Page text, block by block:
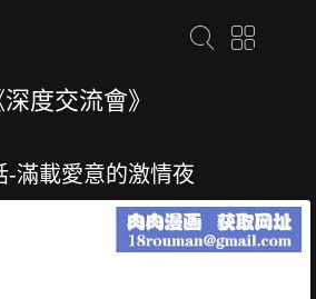
深度交流會》
-滿載愛意的激情夜